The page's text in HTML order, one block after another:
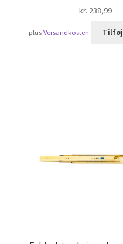
kr. 238,99
plusVersandkosten